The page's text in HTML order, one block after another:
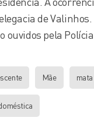
de Valinhos.
ouvidos pela
Mãe mata